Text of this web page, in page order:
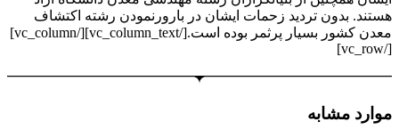
هستند. بدون تردید زحمات ایشان در بارورنمودن رشته اکتشاف
معدن کشور بسیار پرثمر بوده است.[/vc_column_text][/vc_column]
[/vc_row]
موارد مشابه